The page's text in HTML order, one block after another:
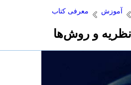
آموزش معرفی کتاب
نظریه و روش‌ها